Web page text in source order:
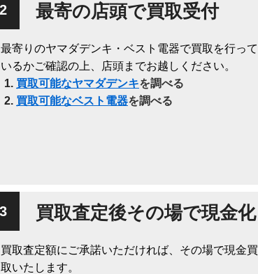
最寄の店頭で買取受付
最寄りのヤマダデンキ・ベスト電器で買取を行って
いるかご確認の上、店頭までお越しください。
買取可能なヤマダデンキを調べる
買取可能なベスト電器を調べる
買取査定後その場で現金化
買取査定額にご承諾いただければ、その場で現金買
取いたします。